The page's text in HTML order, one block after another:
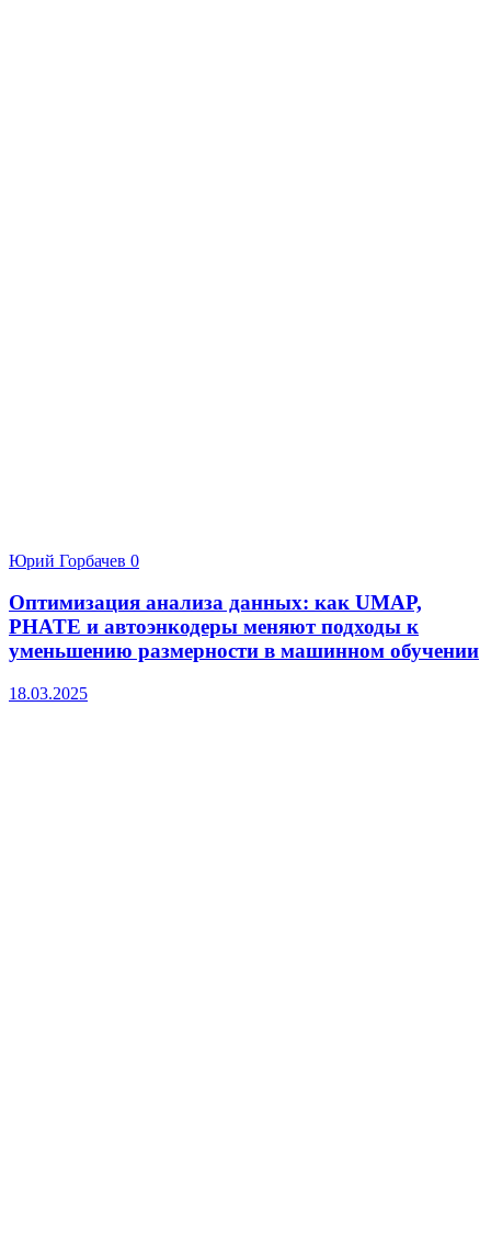
Юрий Горбачев 0
Оптимизация анализа данных: как UMAP,
PHATE и автоэнкодеры меняют подходы к
уменьшению размерности в машинном обучении
18.03.2025